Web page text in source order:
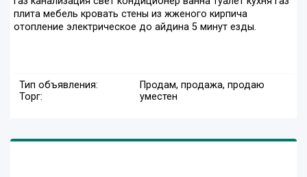
плита мебель кровать стены из жженого кирпича
отопление электрическое до айдина 5 минут езды.
Тип объявления:
Продам, продажа, продаю
Торг:
уместен